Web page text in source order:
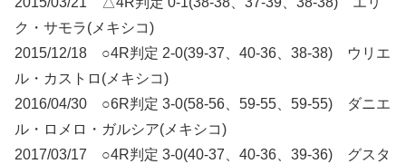
ク・サモラ(メキシコ)
2015/12/18 ○4R判定 2-0(39-37、40-36、38-38) ウリエ
ル・カストロ(メキシコ)
2016/04/30 ○6R判定 3-0(58-56、59-55、59-55) ダニエ
ル・ロメロ・ガルシア(メキシコ)
2017/03/17 ○4R判定 3-0(40-37、40-36、39-36) グスタ